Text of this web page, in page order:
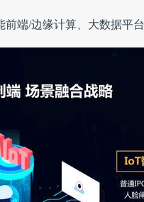
端/边缘计算、大数据平台